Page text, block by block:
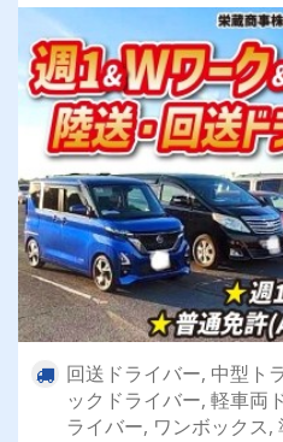
回送ドライバー, 中型ト
ックドライバー, 軽車両
ライバー, ワンボックス